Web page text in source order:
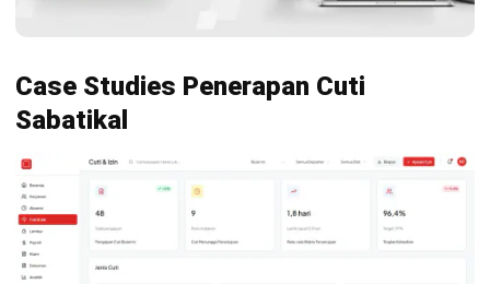
tertentu sebagai bagian dari strategi pengelolaan SDM
jangka panjang.
Agar implementasi berjalan rapi, Perusahaan X
mengintegrasikan kebijakan cuti ini ke dalam sistem HR
mereka. Melalui sistem HRIS, tim HR dapat mengatur
eligibility otomatis, memantau sisa cuti, mengelola proses
persetujuan berlapis, hingga mendokumentasikan rencana
serah terima kerja secara terpusat. Pendekatan ini
membantu meminimalkan risiko miskomunikasi dan